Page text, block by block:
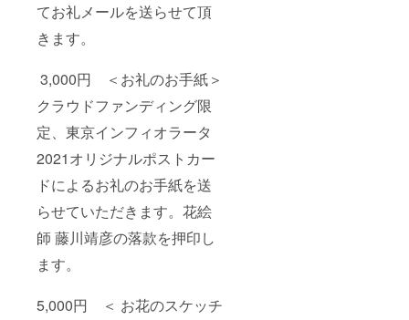
てお礼メールを送らせて頂
きます。
3,000円 ＜お礼のお手紙＞
クラウドファンディング限
定、東京インフィオラータ
2021オリジナルポストカー
ドによるお礼のお手紙を送
らせていただきます。花絵
師 藤川靖彦の落款を押印し
ます。
5,000円 ＜ お花のスケッチ